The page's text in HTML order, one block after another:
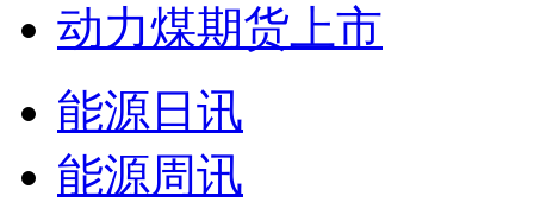
动力煤期货上市
能源日讯
能源周讯